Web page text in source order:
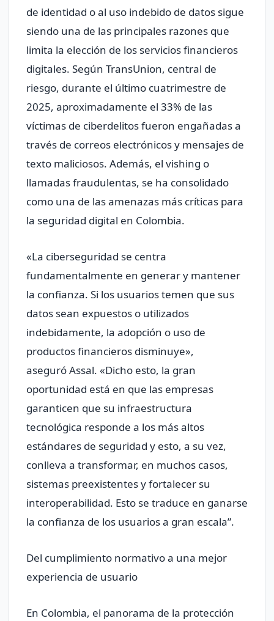
de identidad o al uso indebido de datos sigue
siendo una de las principales razones que
limita la elección de los servicios financieros
digitales. Según TransUnion, central de
riesgo, durante el último cuatrimestre de
2025, aproximadamente el 33% de las
víctimas de ciberdelitos fueron engañadas a
través de correos electrónicos y mensajes de
texto maliciosos. Además, el vishing o
llamadas fraudulentas, se ha consolidado
como una de las amenazas más críticas para
la seguridad digital en Colombia.
«La ciberseguridad se centra
fundamentalmente en generar y mantener
la confianza. Si los usuarios temen que sus
datos sean expuestos o utilizados
indebidamente, la adopción o uso de
productos financieros disminuye»,
aseguró Assal. «Dicho esto, la gran
oportunidad está en que las empresas
garanticen que su infraestructura
tecnológica responde a los más altos
estándares de seguridad y esto, a su vez,
conlleva a transformar, en muchos casos,
sistemas preexistentes y fortalecer su
interoperabilidad. Esto se traduce en ganarse
la confianza de los usuarios a gran escala”.
Del cumplimiento normativo a una mejor
experiencia de usuario
En Colombia, el panorama de la protección